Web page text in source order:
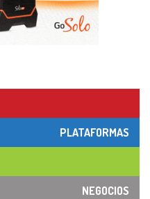
PLATAFORMAS
NEGOCIOS